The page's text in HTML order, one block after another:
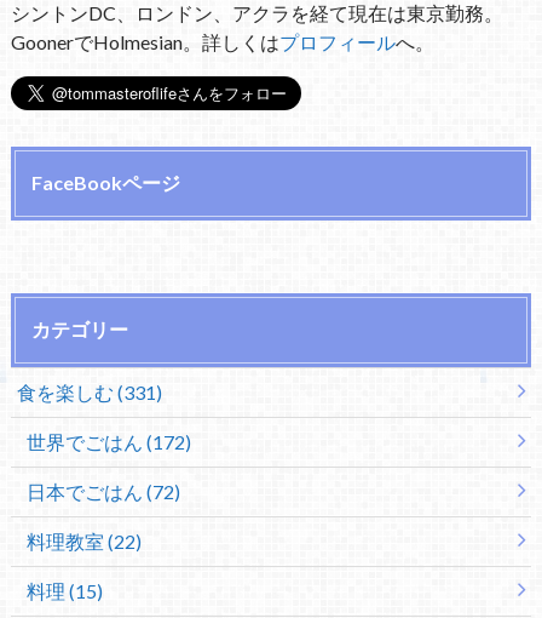
シントンDC、ロンドン、アクラを経て現在は東京勤務。
GoonerでHolmesian。詳しくはプロフィールへ。
FaceBookページ
カテゴリー
食を楽しむ (331)
世界でごはん (172)
日本でごはん (72)
料理教室 (22)
料理 (15)